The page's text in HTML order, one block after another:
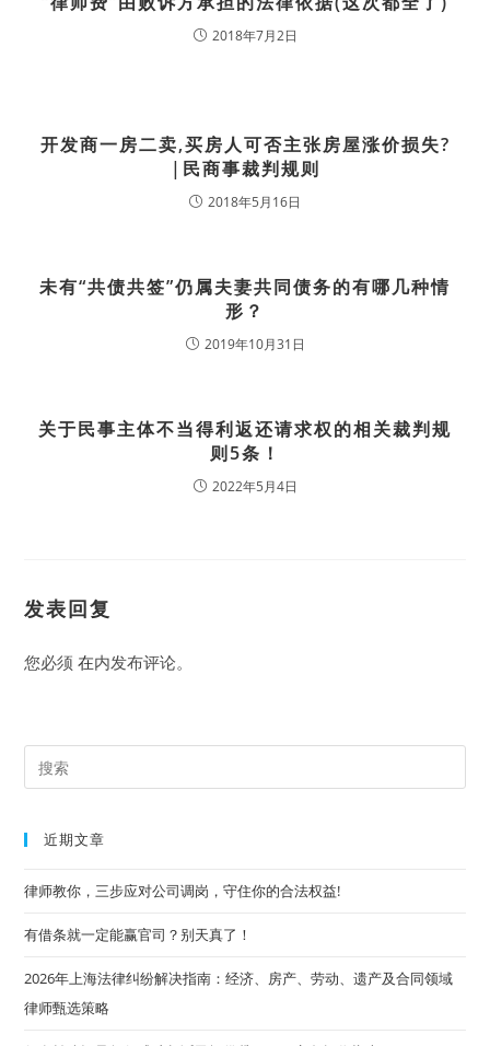
2018年7月2日
开发商一房二卖,买房人可否主张房屋涨价损失?
|民商事裁判规则
2018年5月16日
未有“共债共签”仍属夫妻共同债务的有哪几种情
形？
2019年10月31日
​关于民事主体不当得利返还请求权的相关裁判规
则5条！
2022年5月4日
发表回复
您必须在内发布评论。
近期文章
律师教你，三步应对公司调岗，守住你的合法权益!
有借条就一定能赢官司？别天真了！
2026年上海法律纠纷解决指南：经济、房产、劳动、遗产及合同领域
律师甄选策略